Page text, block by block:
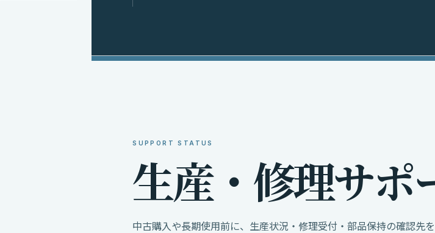
SUPPORT STATUS
生産・ 修理サポ
中古購入や長期使用前に、生産状況・修理受付・部品保持の確認先